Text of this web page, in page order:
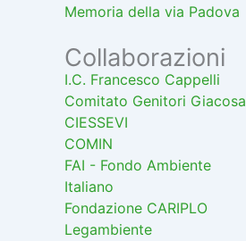
Memoria della via Padova
Collaborazioni
I.C. Francesco Cappelli
Comitato Genitori Giacosa
CIESSEVI
COMIN
FAI - Fondo Ambiente
Italiano
Fondazione CARIPLO
Legambiente